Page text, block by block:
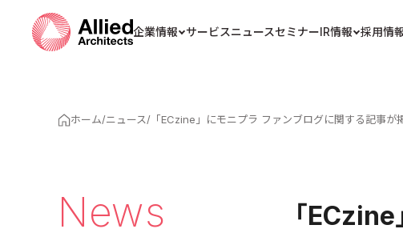
企業情報 サービスニュースセミナーIR情報 採用情
ホーム/ニュース/ 「ECzine」にモニプラ ファンブログに関する記事が
News
「